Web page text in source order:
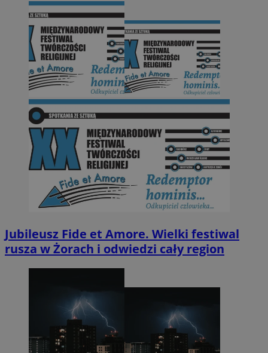
Jubileusz Fide et Amore. Wielki festiwal
rusza w Żorach i odwiedzi cały region